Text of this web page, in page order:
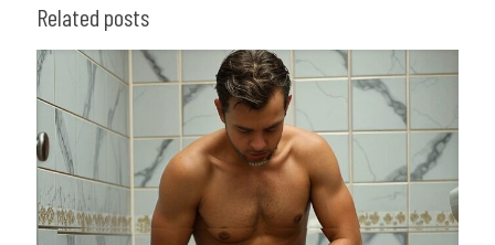
Related posts